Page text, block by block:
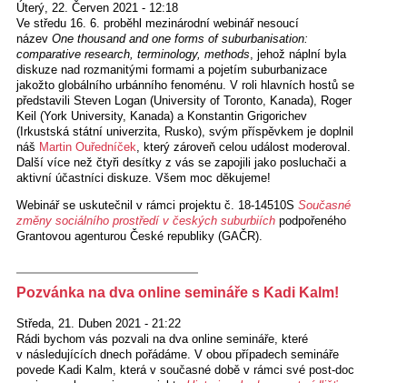
Úterý, 22. Červen 2021 - 12:18
Ve středu 16. 6. proběhl mezinárodní webinář nesoucí
název One thousand and one forms of suburbanisation:
comparative research, terminology, methods, jehož náplní byla
diskuze nad rozmanitými formami a pojetím suburbanizace
jakožto globálního urbánního fenoménu. V roli hlavních hostů se
představili Steven Logan (University of Toronto, Kanada), Roger
Keil (York University, Kanada)a Konstantin Grigorichev
(Irkustská státní univerzita, Rusko), svým příspěvkem je doplnil
náš Martin Ouředníček, který zároveň celou událost moderoval.
Další více než čtyři desítky z vás se zapojili jako posluchači a
aktivní účastníci diskuze. Všem moc děkujeme!
Webinář se uskutečnil v rámci projektu č. 18-14510S Současné
změny sociálního prostředí v českých suburbiíchpodpořeného
Grantovou agenturou České republiky (GAČR).
Pozvánka na dva online semináře s Kadi Kalm!
Středa, 21. Duben 2021 - 21:22
Rádi bychom vás pozvali na dva online semináře, které
v následujících dnech pořádáme. V obou případech semináře
povede Kadi Kalm, která v současné době v rámci své post-doc